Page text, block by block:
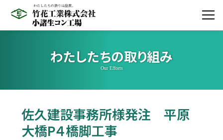
わたしたちの取り組み
Our Efforts
佐久建設事務所様発注 平原
大橋P４橋脚工事